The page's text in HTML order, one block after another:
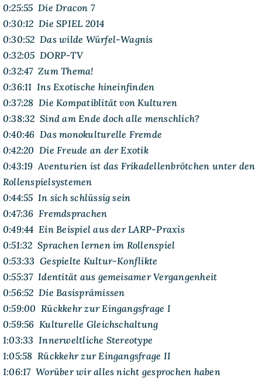
0:25:55 Die Dracon 7
0:30:12 Die SPIEL 2014
0:30:52 Das wilde Würfel-Wagnis
0:32:05 DORP-TV
0:32:47 Zum Thema!
0:36:11 Ins Exotische hineinfinden
0:37:28 Die Kompatiblität von Kulturen
0:38:32 Sind am Ende doch alle menschlich?
0:40:46 Das monokulturelle Fremde
0:42:20 Die Freude an der Exotik
0:43:19 Aventurien ist das Frikadellenbrötchen unter den
Rollenspielsystemen
0:44:55 In sich schlüssig sein
0:47:36 Fremdsprachen
0:49:44 Ein Beispiel aus der LARP-Praxis
0:51:32 Sprachen lernen im Rollenspiel
0:53:33 Gespielte Kultur-Konflikte
0:55:37 Identität aus gemeisamer Vergangenheit
0:56:52 Die Basisprämissen
0:59:00 Rückkehr zur Eingangsfrage I
0:59:56 Kulturelle Gleichschaltung
1:03:33 Innerweltliche Stereotype
1:05:58 Rückkehr zur Eingangsfrage II
1:06:17 Worüber wir alles nicht gesprochen haben